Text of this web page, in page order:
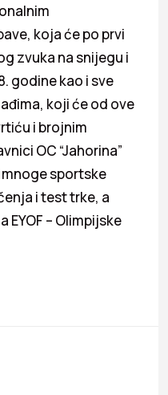
koja će po prvi
zvuka na snijegu i
godine kao i sve
koji će od ove
i brojnim
OC “Jahorina”
mnoge sportske
i test trke, a
EYOF – Olimpijske